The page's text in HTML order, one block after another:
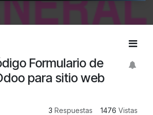
Formulario de
para sitio web
3 Respuestas 1476 Vistas